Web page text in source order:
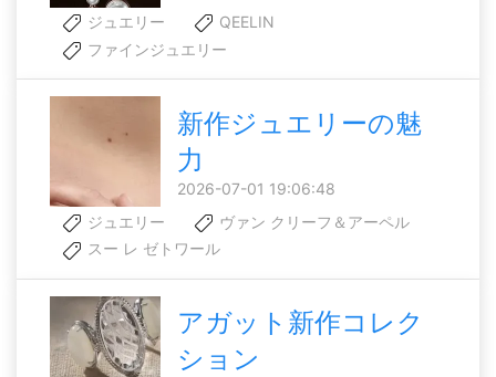
ジュエリー
QEELIN
ファインジュエリー
新作ジュエリーの魅
力
2026-07-01 19:06:48
ジュエリー
ヴァン クリーフ＆アーペル
スー レ ゼトワール
アガット新作コレク
ション